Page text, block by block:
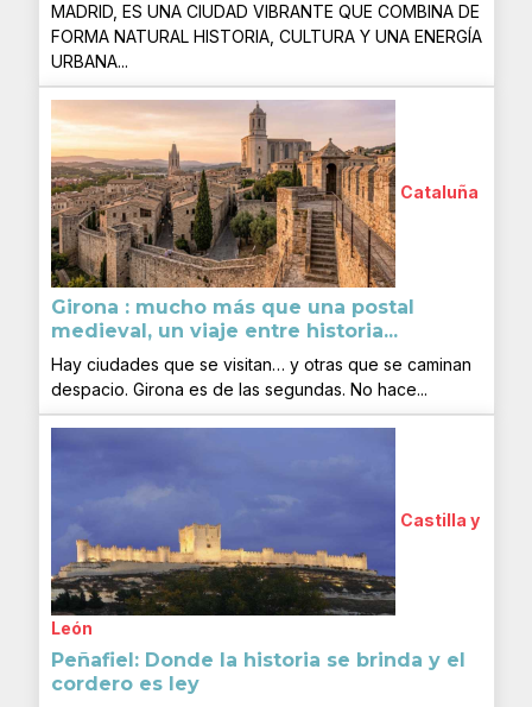
MADRID, ES UNA CIUDAD VIBRANTE QUE COMBINA DE
FORMA NATURAL HISTORIA, CULTURA Y UNA ENERGÍA
URBANA...
Cataluña
Girona : mucho más que una postal
medieval, un viaje entre historia...
Hay ciudades que se visitan… y otras que se caminan
despacio. Girona es de las segundas. No hace...
Castilla y
León
Peñafiel: Donde la historia se brinda y el
cordero es ley